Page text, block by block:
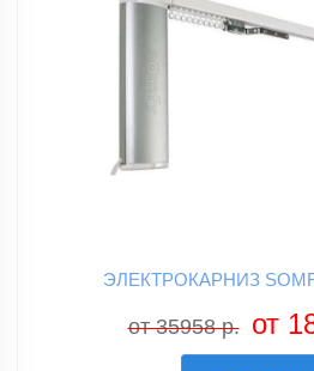
ЭЛЕКТРОКАРНИЗ
от 35958 р. от